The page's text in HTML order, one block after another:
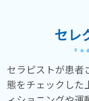
セレ
セラピストが患者
態をチェックした